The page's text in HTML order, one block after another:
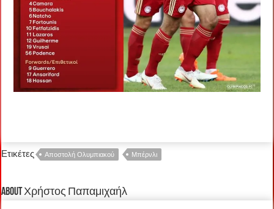
Ετικέτες Αποστολή Ολυμπιακού Μπέρνλι
About Χρήστος Παπαμιχαήλ